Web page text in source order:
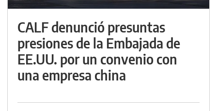
CALF denunció presuntas
presiones de la Embajada de
EE.UU. por un convenio con
una empresa china